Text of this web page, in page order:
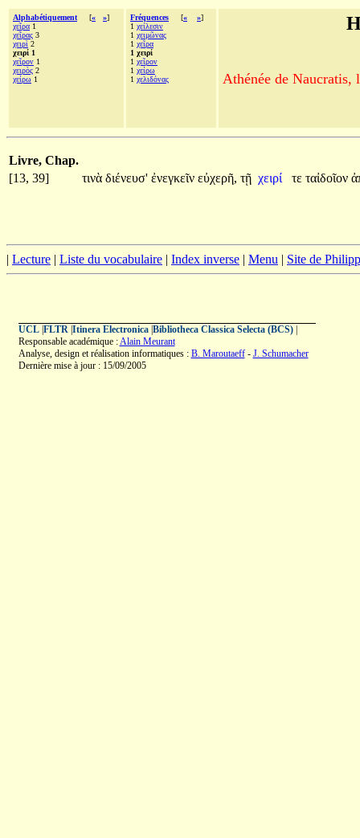
Alphabétiquement [« »]
χεῖρα 1
χεῖρας 3
χειρὶ 2
χειρί 1
χεῖρον 1
χειρὸς 2
χείρω 1
Fréquences [« »]
1 χείλεσιν
1 χειμῶνας
1 χεῖρα
1 χειρί
1 χεῖρον
1 χείρω
1 χελιδόνας Athénée de Naucratis,
Livre, Chap.
[13, 39]
τινὰ διένευσ' ἐνεγκεῖν εὐχερῆ, τῇ χειρί τε ταἰδοῖον
| Lecture | Liste du vocabulaire | Index inverse | Menu | Site de
UCL| FLTR| Itinera Electronica| Bibliotheca Classica Selecta (BCS)|
Responsable académique :Alain Meurant
Analyse, design et réalisation informatiques : B. Maroutaeff- J. Schumacher
Dernière mise à jour : 15/09/2005